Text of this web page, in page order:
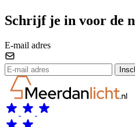
Schrijf je in voor de
E-mail adres